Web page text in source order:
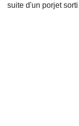
suite d'un porjet